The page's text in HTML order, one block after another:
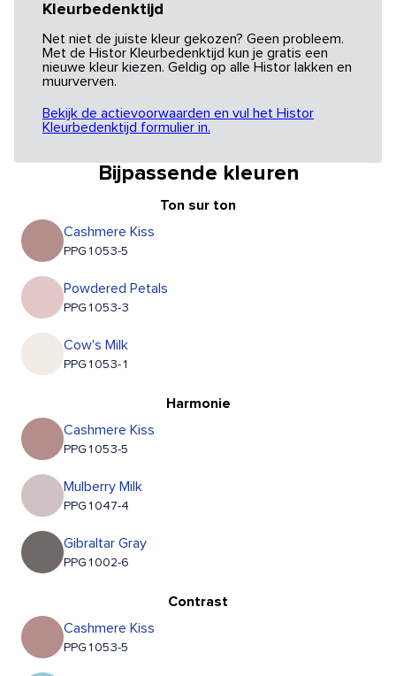
Kleurbedenktijd
Net niet de juiste kleur gekozen? Geen probleem.
Met de Histor Kleurbedenktijd kun je gratis een
nieuwe kleur kiezen. Geldig op alle Histor lakken en
muurverven.
Bekijk de actievoorwaarden en vul het Histor
Kleurbedenktijd formulier in.
Bijpassende kleuren
Ton sur ton
Cashmere Kiss
PPG1053-5
Powdered Petals
PPG1053-3
Cow's Milk
PPG1053-1
Harmonie
Cashmere Kiss
PPG1053-5
Mulberry Milk
PPG1047-4
Gibraltar Gray
PPG1002-6
Contrast
Cashmere Kiss
PPG1053-5